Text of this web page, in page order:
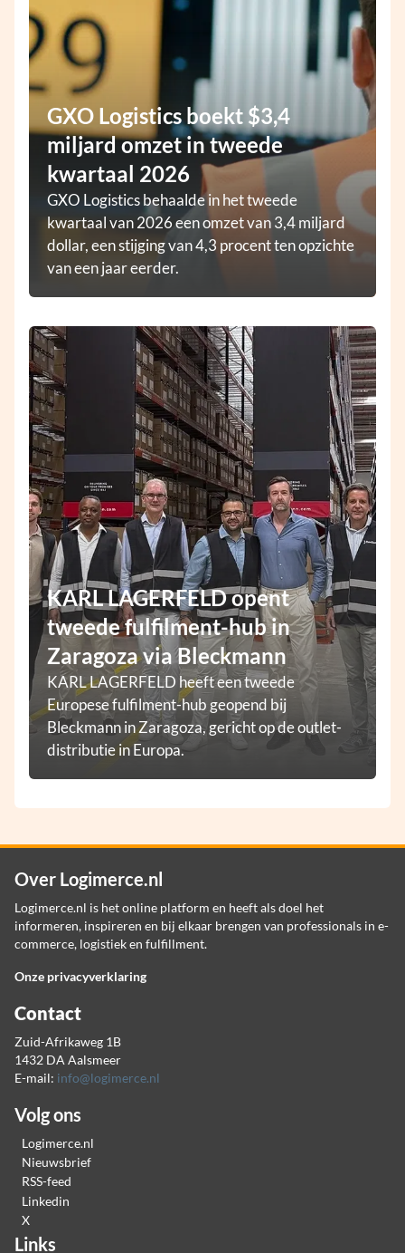
GXO Logistics boekt $3,4
miljard omzet in tweede
kwartaal 2026
GXO Logistics behaalde in het tweede
kwartaal van 2026 een omzet van 3,4 miljard
dollar, een stijging van 4,3 procent ten opzichte
van een jaar eerder.
KARL LAGERFELD opent
tweede fulfilment-hub in
Zaragoza via Bleckmann
KARL LAGERFELD heeft een tweede
Europese fulfilment-hub geopend bij
Bleckmann in Zaragoza, gericht op de outlet-
distributie in Europa.
Over Logimerce.nl
Logimerce.nl is het online platform en heeft als doel het
informeren, inspireren en bij elkaar brengen van professionals in e-
commerce, logistiek en fulfillment.
Onze privacyverklaring
Contact
Zuid-Afrikaweg 1B
1432 DA Aalsmeer
E-mail: info@logimerce.nl
Volg ons
Logimerce.nl
Nieuwsbrief
RSS-feed
Linkedin
X
Links